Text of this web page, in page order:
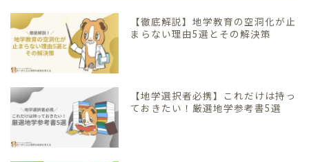
【徹底解説】地学教育の空洞化が止
まらない理由5選とその解決策
【地学選択者必携】これだけは持っ
ておきたい！厳選地学参考書5選